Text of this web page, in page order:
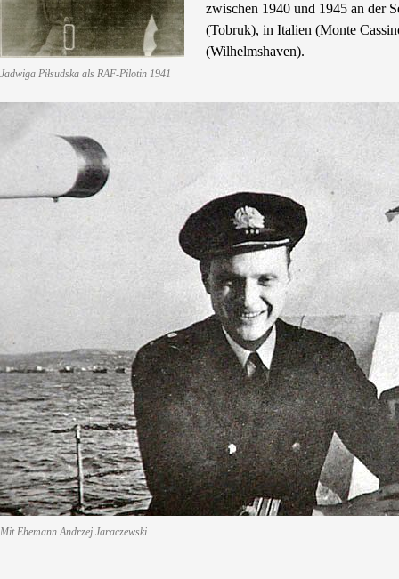
Jadwiga Piłsudska als RAF-Pilotin 1941
Mit Ehemann Andrzej Jaraczewski
zwischen 1940 und 1945 an der
(Tobruk), in Italien (Monte
(Wilhelmshaven).